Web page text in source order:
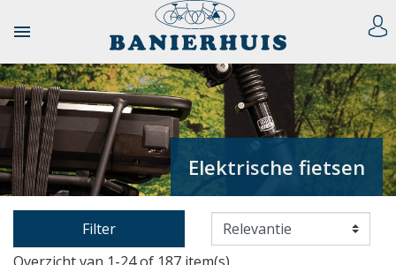

Elektrische fietsen
Filter